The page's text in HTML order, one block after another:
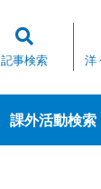
記事検索 洋
課外活動検索